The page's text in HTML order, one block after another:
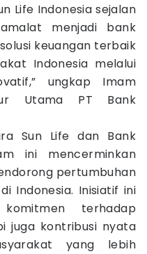
Life Indonesia sejalan
menjadi bank
keuangan terbaik
Indonesia melalui
ungkap Imam
Utama PT Bank
Sun Life dan Bank
ini mencerminkan
pertumbuhan
Indonesia. Inisiatif ini
terhadap
juga kontribusi nyata
yang lebih